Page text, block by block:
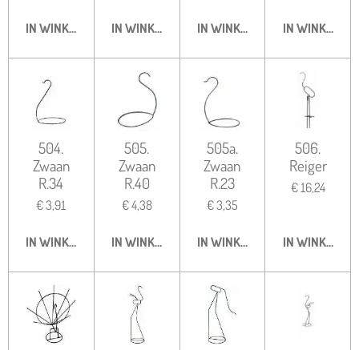
IN WINKELWAGENIN WINKELWAGENIN WINKELWAGEN
IN
504.
Zwaan
R.34
€ 3,91
IN WINKELWAGEN
505.
Zwaan
R.40
€ 4,38
IN WINKELWAGEN
505a.
Zwaan
R.23
€ 3,35
IN WINKELWAGEN
506.
Reiger
€ 16,24
IN